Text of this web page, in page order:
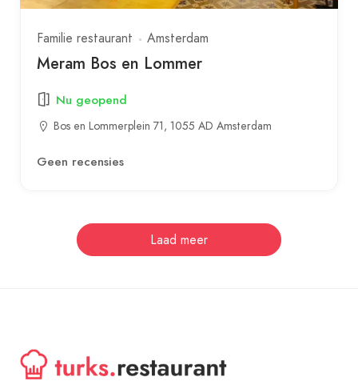
Familie restaurant Amsterdam
Meram Bos en Lommer
Nu geopend
Bos en Lommerplein 71, 1055 AD Amsterdam
Geen recensies
Laad meer